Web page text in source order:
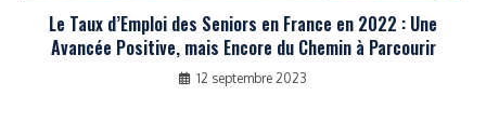
Le Taux d’Emploi des Seniors en France en 2022 : Une
Avancée Positive, mais Encore du Chemin à Parcourir
12 septembre 2023